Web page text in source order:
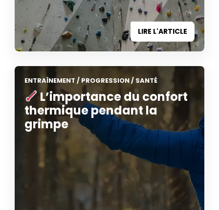
LIRE L'ARTICLE
ENTRAÎNEMENT / PROGRESSION/ SANTÉ
L’importance du confort
thermique pendant la
grimpe